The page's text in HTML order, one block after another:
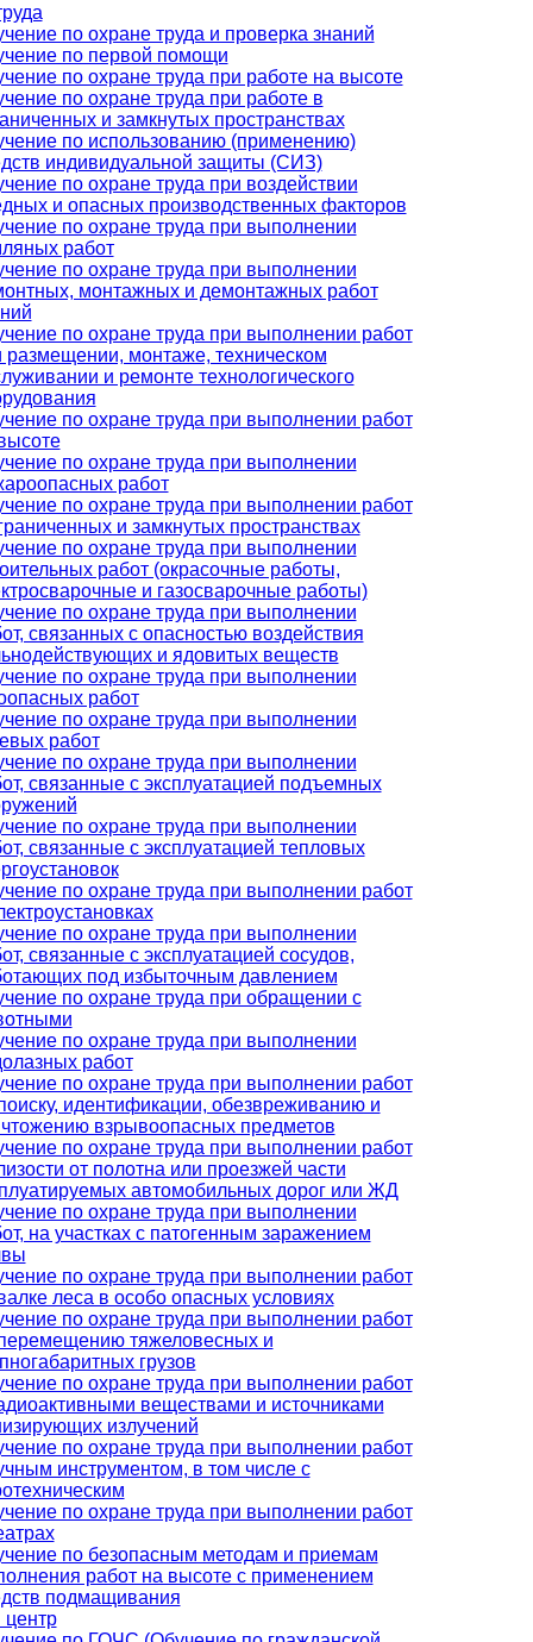
по охране труда и проверка знаний
по первой помощи
по охране труда при работе на высоте
по охране труда при работе в
и замкнутых пространствах
по использованию (применению)
индивидуальной защиты (СИЗ)
по охране труда при воздействии
и опасных производственных факторов
по охране труда при выполнении
работ
по охране труда при выполнении
монтажных и демонтажных работ
по охране труда при выполнении работ
размещении, монтаже, техническом
и ремонте технологического
по охране труда при выполнении работ
по охране труда при выполнении
работ
по охране труда при выполнении работ
и замкнутых пространствах
по охране труда при выполнении
работ (окрасочные работы,
и газосварочные работы)
по охране труда при выполнении
связанных с опасностью воздействия
и ядовитых веществ
по охране труда при выполнении
работ
по охране труда при выполнении
работ
по охране труда при выполнении
связанные с эксплуатацией подъемных
по охране труда при выполнении
связанные с эксплуатацией тепловых
по охране труда при выполнении работ
по охране труда при выполнении
связанные с эксплуатацией сосудов,
под избыточным давлением
по охране труда при обращении с
по охране труда при выполнении
работ
по охране труда при выполнении работ
идентификации, обезвреживанию и
взрывоопасных предметов
по охране труда при выполнении работ
от полотна или проезжей части
автомобильных дорог или ЖД
по охране труда при выполнении
на участках с патогенным заражением
по охране труда при выполнении работ
леса в особо опасных условиях
по охране труда при выполнении работ
тяжеловесных и
грузов
по охране труда при выполнении работ
веществами и источниками
излучений
по охране труда при выполнении работ
инструментом, в том числе с
по охране труда при выполнении работ
по безопасным методам и приемам
работ на высоте с применением
подмащивания